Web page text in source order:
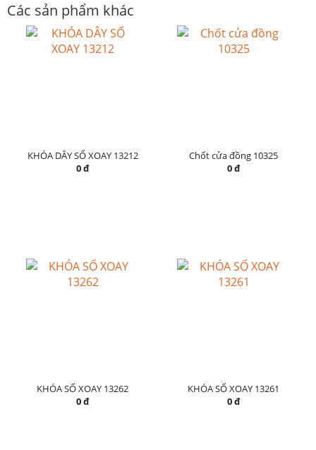
Các sản phẩm khác
KHÓA DÂY SỐ XOAY 13212
0 đ
Chốt cửa đồng 10325
0 đ
KHÓA SỐ XOAY 13262
0 đ
KHÓA SỐ XOAY 13261
0 đ